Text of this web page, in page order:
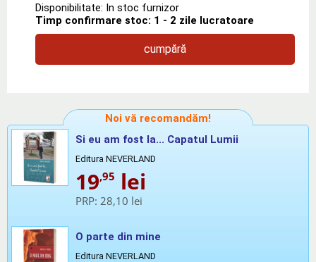
Disponibilitate: In stoc furnizor
Timp confirmare stoc: 1 - 2 zile lucratoare
cumpără
Noi vă recomandăm!
Si eu am fost la... Capatul Lumii
Editura NEVERLAND
19,95 lei
PRP: 28,10 lei
O parte din mine
Editura NEVERLAND